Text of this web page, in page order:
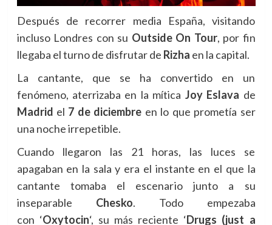
Después de recorrer media España, visitando
incluso Londres con su Outside On Tour, por fin
llegaba el turno de disfrutar de Rizha en la capital.
La cantante, que se ha convertido en un
fenómeno, aterrizaba en la mítica Joy Eslava de
Madrid el 7 de diciembre en lo que prometía ser
una noche irrepetible.
Cuando llegaron las 21 horas, las luces se
apagaban en la sala y era el instante en el que la
cantante tomaba el escenario junto a su
inseparable Chesko. Todo empezaba
con ‘Oxytocin‘, su más reciente ‘Drugs (just a